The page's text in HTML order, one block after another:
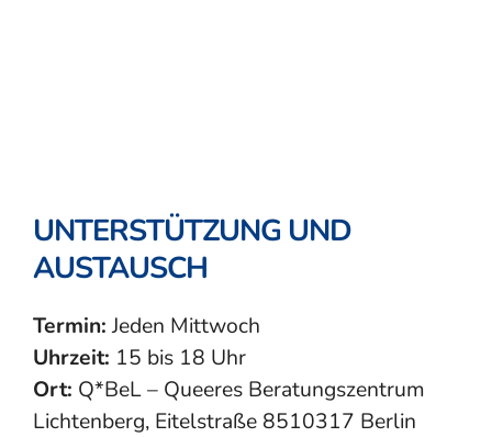
UNTERSTÜTZUNG UND
AUSTAUSCH
Termin:Jeden Mittwoch
Uhrzeit: 15 bis 18 Uhr
Ort: Q*BeL – Queeres Beratungszentrum
Lichtenberg, Eitelstraße 8510317 Berlin